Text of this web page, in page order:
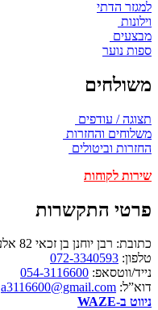
למגזר הדתי
וילונות
מבצעים
ספות נוער
משולחים
תצוגה / עודפים
משלוחים והחזרות
החזרות וביטולים
שירות לקוחות
פרטי התקשרות
כתובת: רבן יוחנן בן זכאי 82 אלעד
טלפון: 072-3340593
נייד/ווטסאפ: 054-3116600
דוא”ל: a3116600@gmail.com
ניווט ב-WAZE